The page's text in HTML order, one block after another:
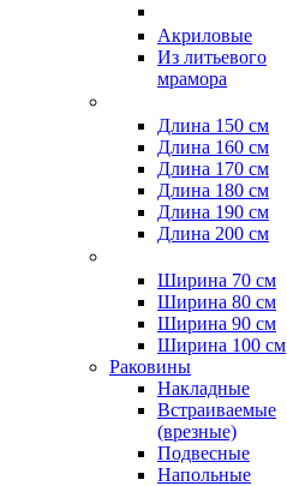
Акриловые
Из литьевого
мрамора
Длина 150 см
Длина 160 см
Длина 170 см
Длина 180 см
Длина 190 см
Длина 200 см
Ширина 70 см
Ширина 80 см
Ширина 90 см
Ширина 100 см
Раковины
Накладные
Встраиваемые
(врезные)
Подвесные
Напольные